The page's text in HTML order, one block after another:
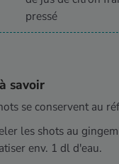
pressé
savoir
se conservent au
les shots au
env. 1 dl d'eau.